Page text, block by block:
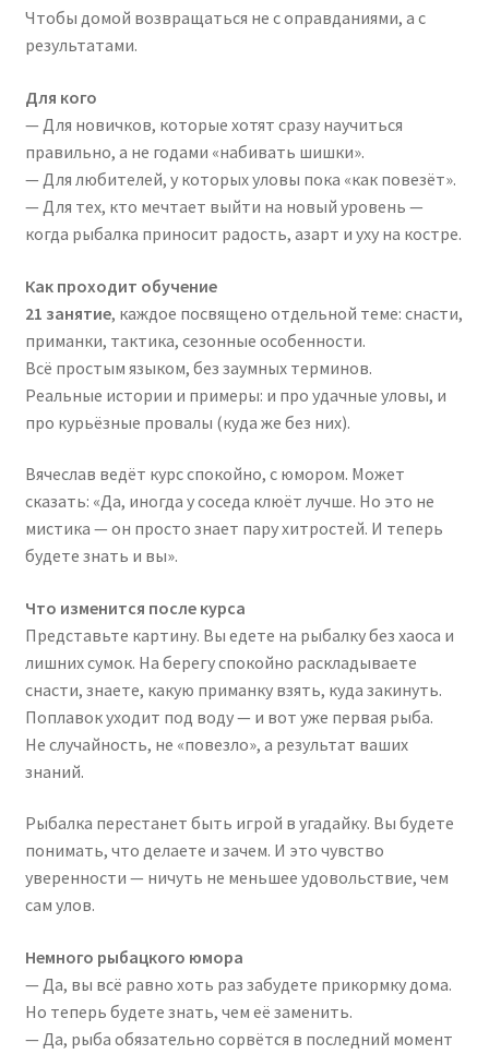
Чтобы домой возвращаться не с оправданиями, а с
результатами.
Для кого
— Для новичков, которые хотят сразу научиться
правильно, а не годами «набивать шишки».
— Для любителей, у которых уловы пока «как повезёт».
— Для тех, кто мечтает выйти на новый уровень —
когда рыбалка приносит радость, азарт и уху на костре.
Как проходит обучение
21 занятие, каждое посвящено отдельной теме: снасти,
приманки, тактика, сезонные особенности.
Всё простым языком, без заумных терминов.
Реальные истории и примеры: и про удачные уловы, и
про курьёзные провалы (куда же без них).
Вячеслав ведёт курс спокойно, с юмором. Может
сказать: «Да, иногда у соседа клюёт лучше. Но это не
мистика — он просто знает пару хитростей. И теперь
будете знать и вы».
Что изменится после курса
Представьте картину. Вы едете на рыбалку без хаоса и
лишних сумок. На берегу спокойно раскладываете
снасти, знаете, какую приманку взять, куда закинуть.
Поплавок уходит под воду — и вот уже первая рыба.
Не случайность, не «повезло», а результат ваших
знаний.
Рыбалка перестанет быть игрой в угадайку. Вы будете
понимать, что делаете и зачем. И это чувство
уверенности — ничуть не меньшее удовольствие, чем
сам улов.
Немного рыбацкого юмора
— Да, вы всё равно хоть раз забудете прикормку дома.
Но теперь будете знать, чем её заменить.
— Да, рыба обязательно сорвётся в последний момент